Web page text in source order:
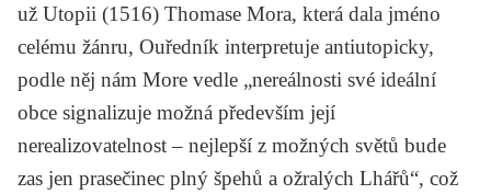
už Utopii (1516) Thomase Mora, která dala jméno
celému žánru, Ouředník interpretuje antiutopicky,
podle něj nám More vedle „nereálnosti své ideální
obce signalizuje možná především její
nerealizovatelnost – nejlepší z možných světů bude
zas jen prasečinec plný špehů a ožralých Lhářů“, což